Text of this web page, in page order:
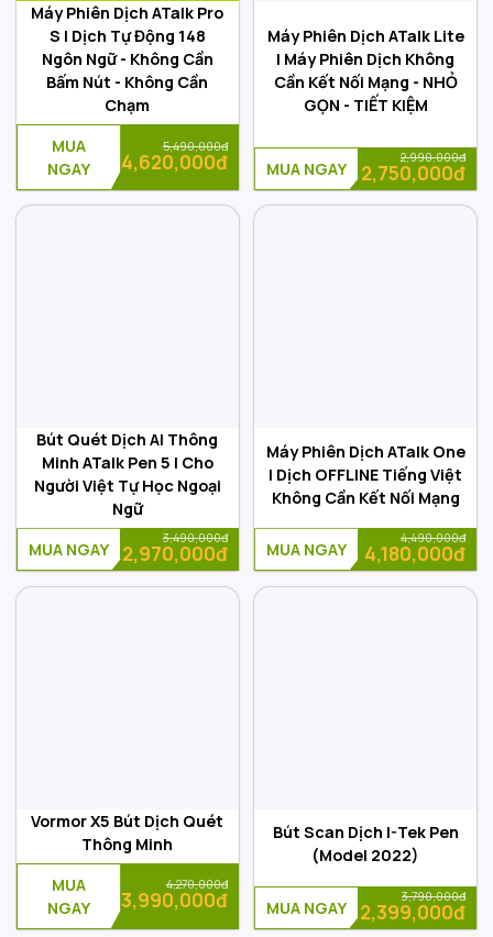
Máy Phiên Dịch ATalk Pro
S | Dịch Tự Động 148
Ngôn Ngữ - Không Cần
Bấm Nút - Không Cần
Chạm
MUA
NGAY
5,490,000đ
4,620,000đ
Máy Phiên Dịch ATalk Lite
| Máy Phiên Dịch Không
Cần Kết Nối Mạng - NHỎ
GỌN - TIẾT KIỆM
MUA NGAY
2,990,000đ
2,750,000đ
Bút Quét Dịch AI Thông
Minh ATalk Pen 5 | Cho
Người Việt Tự Học Ngoại
Ngữ
MUA NGAY
3,490,000đ
2,970,000đ
Máy Phiên Dịch ATalk One
| Dịch OFFLINE Tiếng Việt
Không Cần Kết Nối Mạng
MUA NGAY
4,490,000đ
4,180,000đ
Vormor X5 Bút Dịch Quét
Thông Minh
MUA
NGAY
4,270,000đ
3,990,000đ
Bút Scan Dịch I-Tek Pen
(Model 2022)
MUA NGAY
3,790,000đ
2,399,000đ